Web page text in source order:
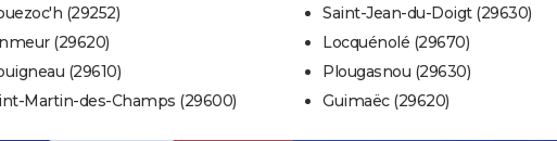
(29252)
(29620)
(29610)
Martin-des-Champs (29600)
Saint-Jean-du-Doigt (29630)
Locquénolé (29670)
Plougasnou (29630)
Guimaëc (29620)